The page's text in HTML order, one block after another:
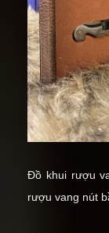
Đồ khui rượu
rượu vang nút